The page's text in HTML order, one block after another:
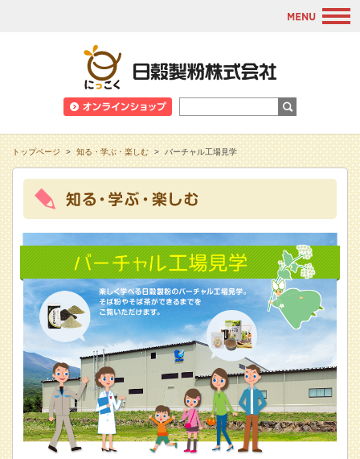
トップページ > 知る・学ぶ・楽しむ > バーチャル工場見学